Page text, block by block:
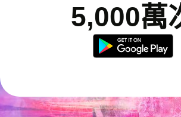
5,000萬